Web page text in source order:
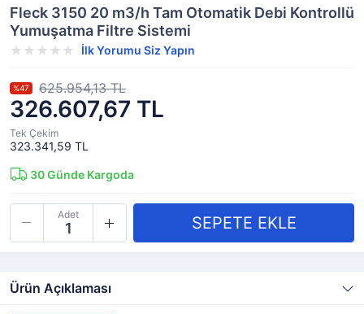
Fleck 3150 20 m3/h Tam Otomatik Debi Kontrollü
Yumuşatma Filtre Sistemi
İlk Yorumu Siz Yapın
326.607,67 TL
%47 625.954,13 TL
Tek Çekim
323.341,59 TL
30Günde Kargoda
Adet
Ürün Açıklaması